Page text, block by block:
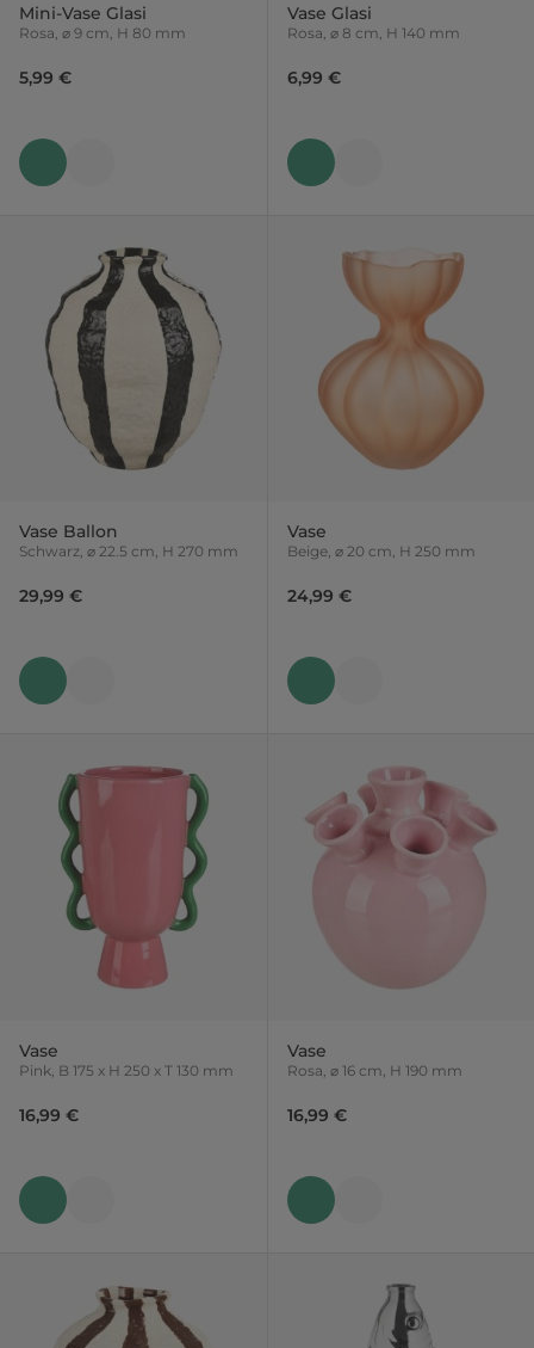
Mini-Vase Glasi
Rosa, ⌀ 9 cm, H 80 mm
5,99 €
Vase Glasi
Rosa, ⌀ 8 cm, H 140 mm
6,99 €
Vase Ballon
Schwarz, ⌀ 22.5 cm, H 270 mm
29,99 €
Vase
Beige, ⌀ 20 cm, H 250 mm
24,99 €
Vase
Pink, B 175 x H 250 x T 130 mm
16,99 €
Vase
Rosa, ⌀ 16 cm, H 190 mm
16,99 €